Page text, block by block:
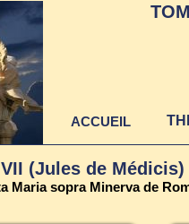
(Jules de Médicis)
Maria sopra Minerva de
ACCUEIL